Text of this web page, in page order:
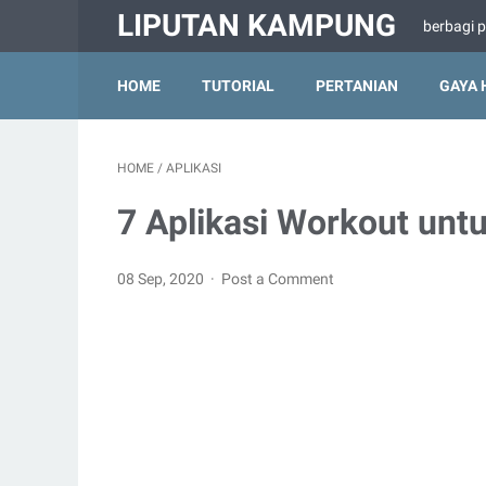
LIPUTAN KAMPUNG berbagi
HOME TUTORIAL PERTANIAN GAYA
HOME / APLIKASI
7 Aplikasi Workout
08 Sep, 2020 Post a Comment